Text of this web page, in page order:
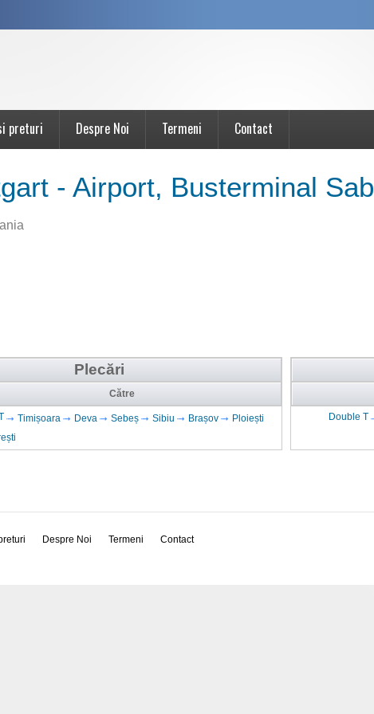
preturi Despre Noi Termeni Contact
- Airport, Busterminal Sab
Plecări
Către
Timișoara Deva Sebeș Sibiu Brașov
Ploiești
Double T
Despre Noi Termeni Contact